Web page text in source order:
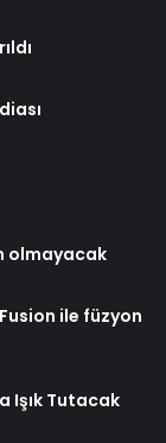
olmayacak
ile füzyon
Işık Tutacak